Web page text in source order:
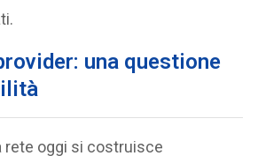
una questione
rete oggi si costruisce